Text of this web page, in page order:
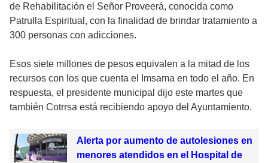
de Rehabilitación el Señor Proveerá, conocida como
Patrulla Espiritual, con la finalidad de brindar tratamiento a
300 personas con adicciones.
Esos siete millones de pesos equivalen a la mitad de los
recursos con los que cuenta el Imsama en todo el año. En
respuesta, el presidente municipal dijo este martes que
también Cotrrsa está recibiendo apoyo del Ayuntamiento.
Alerta por aumento de autolesiones en
menores atendidos en el Hospital de